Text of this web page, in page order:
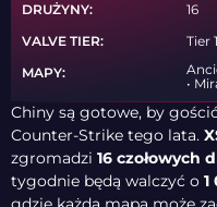
DRUŻYNY:
16
VALVE TIER:
Tier 1
MAPY:
•
Chiny są gotowe, by
Counter-Strike tego lata.
zgromadzi 16 czołowych
tygodnie będą walczyć o